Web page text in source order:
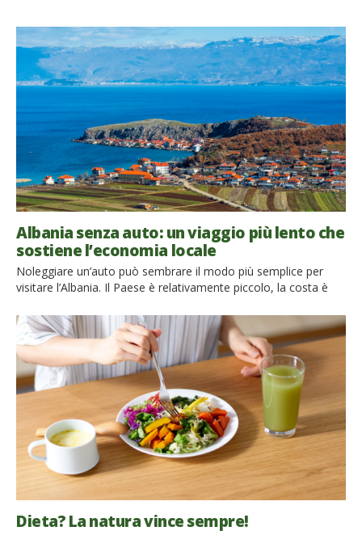
Albania senza auto: un viaggio più lento che
sostiene l’economia locale
Noleggiare un’auto può sembrare il modo più semplice per
visitare l’Albania. Il Paese è relativamente piccolo, la costa è
allettante. Tuttavia, scegliere di non noleggiare un’auto può
trasformare il viaggio in un’esperienza più lenta, autentica e
coinvolgente. L’auto, infatti, non è l’unica opzione pratica per
esplorare […]
Dieta? La natura vince sempre!